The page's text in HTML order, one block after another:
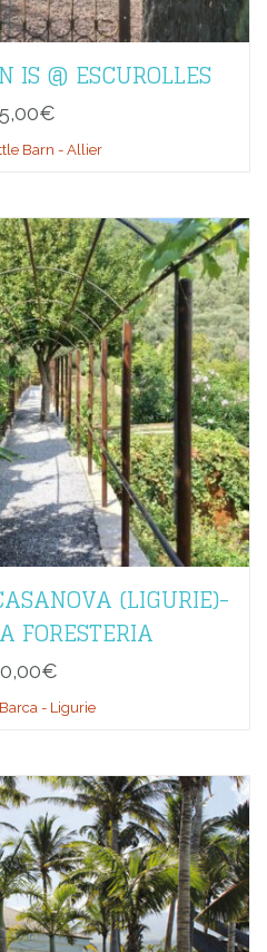
IS @ ESCUROLLES
€
Barn - Allier
(LIGURIE)-
FORESTERIA
€
- Ligurie